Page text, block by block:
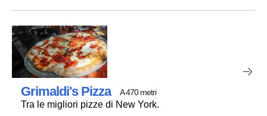
Grimaldi's Pizza A 470 metri
Tra le migliori pizze di New York.